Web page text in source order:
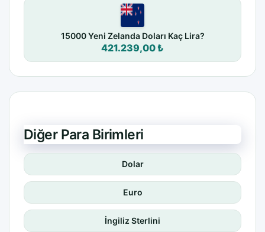
15000 Yeni Zelanda Doları Kaç Lira?
421.239,00 ₺
Diğer Para Birimleri
Dolar
Euro
İngiliz Sterlini